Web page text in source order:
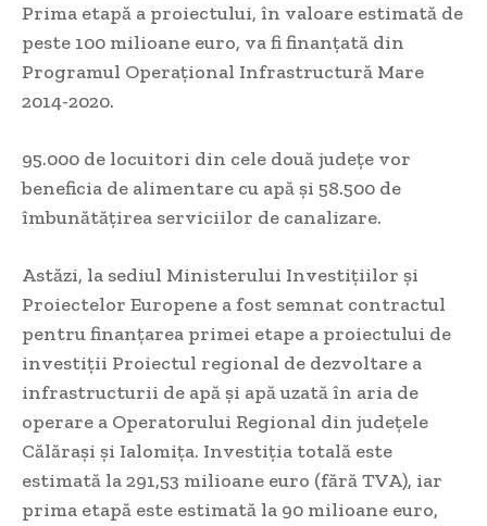
Prima etapă a proiectului, în valoare estimată de
peste 100 milioane euro, va fi finanțată din
Programul Operațional Infrastructură Mare
2014-2020.
95.000 de locuitori din cele două județe vor
beneficia de alimentare cu apă și 58.500 de
îmbunătățirea serviciilor de canalizare.
Astăzi, la sediul Ministerului Investițiilor și
Proiectelor Europene a fost semnat contractul
pentru finanțarea primei etape a proiectului de
investiții Proiectul regional de dezvoltare a
infrastructurii de apă și apă uzată în aria de
operare a Operatorului Regional din județele
Călărași și Ialomița. Investiția totală este
estimată la 291,53 milioane euro (fără TVA), iar
prima etapă este estimată la 90 milioane euro,